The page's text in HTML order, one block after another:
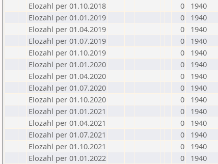
Elozahl per 01.10.2018
0
1940
Elozahl per 01.01.2019
0
1940
Elozahl per 01.04.2019
0
1940
Elozahl per 01.07.2019
0
1940
Elozahl per 01.10.2019
0
1940
Elozahl per 01.01.2020
0
1940
Elozahl per 01.04.2020
0
1940
Elozahl per 01.07.2020
0
1940
Elozahl per 01.10.2020
0
1940
Elozahl per 01.01.2021
0
1940
Elozahl per 01.04.2021
0
1940
Elozahl per 01.07.2021
0
1940
Elozahl per 01.10.2021
0
1940
Elozahl per 01.01.2022
0
1940